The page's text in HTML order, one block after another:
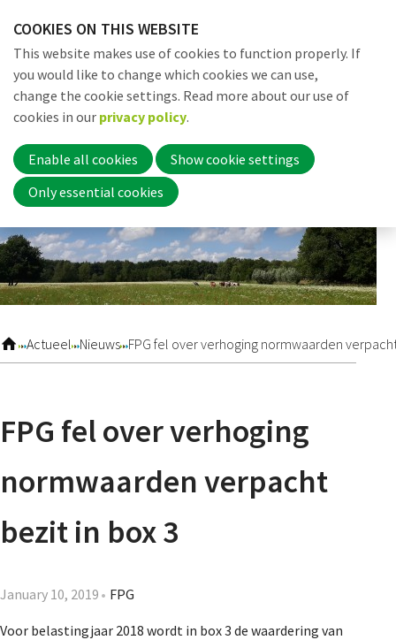
links
Jump
to
navigation
to
main
content
Actueel Nieuws FPG fel over verhoging normwaarden
FPG fel over verhoging
normwaarden verpacht
bezit in box 3
January 10, 2019 FPG
Voor belastingjaar 2018 wordt in box 3 de waardering van
Home
Nieuwsbrief
COOKIES ON THIS WEBSITE
This website makes use of cookies to function properly. If
you would like to change which cookies we can use,
change the cookie settings. Read more about our use of
cookies in our privacy policy.
Enable all cookies
Show cookie settings
Only essential cookies